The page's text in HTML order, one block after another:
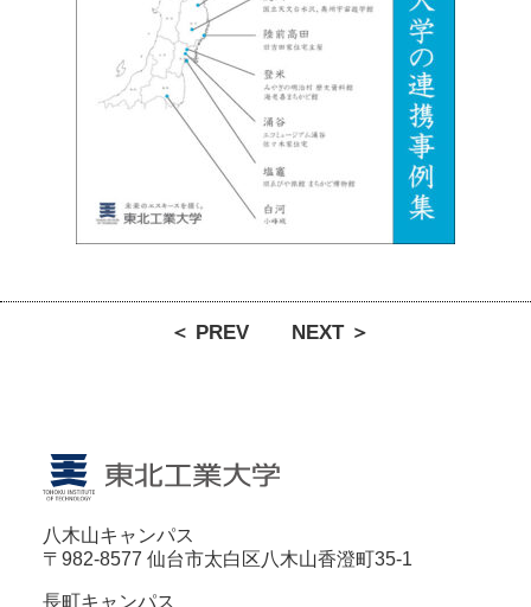
＜ PREV NEXT ＞
八木山キャンパス
〒982-8577 仙台市太白区八木山香澄町35-1
長町キャンパス